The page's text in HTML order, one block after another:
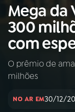
Buscar
na
Rádio
Nacional
INÍCIO
Mega da
300
com
O prêmio de
milhões
NO AR EM30/12/